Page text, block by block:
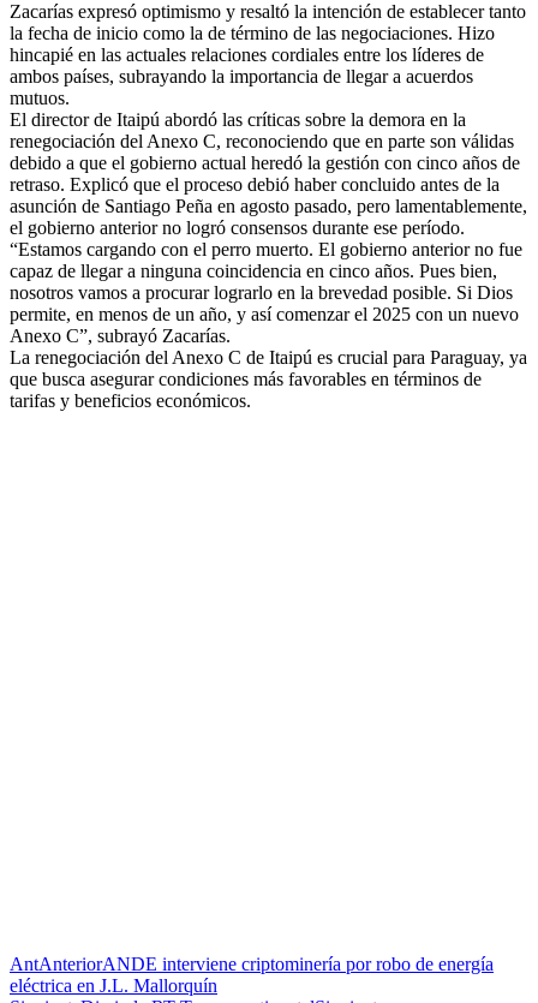
Zacarías expresó optimismo y resaltó la intención de establecer tanto
la fecha de inicio como la de término de las negociaciones. Hizo
hincapié en las actuales relaciones cordiales entre los líderes de
ambos países, subrayando la importancia de llegar a acuerdos
mutuos.
El director de Itaipú abordó las críticas sobre la demora en la
renegociación del Anexo C, reconociendo que en parte son válidas
debido a que el gobierno actual heredó la gestión con cinco años de
retraso. Explicó que el proceso debió haber concluido antes de la
asunción de Santiago Peña en agosto pasado, pero lamentablemente,
el gobierno anterior no logró consensos durante ese período.
“Estamos cargando con el perro muerto. El gobierno anterior no fue
capaz de llegar a ninguna coincidencia en cinco años. Pues bien,
nosotros vamos a procurar lograrlo en la brevedad posible. Si Dios
permite, en menos de un año, y así comenzar el 2025 con un nuevo
Anexo C”, subrayó Zacarías.
La renegociación del Anexo C de Itaipú es crucial para Paraguay, ya
que busca asegurar condiciones más favorables en términos de
tarifas y beneficios económicos.
AntAnteriorANDE interviene criptominería por robo de energía
eléctrica en J.L. Mallorquín